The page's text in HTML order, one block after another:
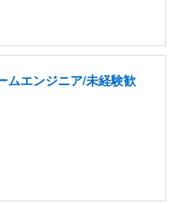
ムエンジニア/未経験歓